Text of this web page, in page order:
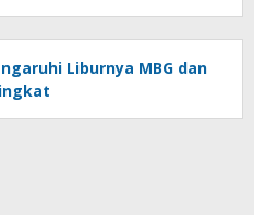
Liburnya MBG dan